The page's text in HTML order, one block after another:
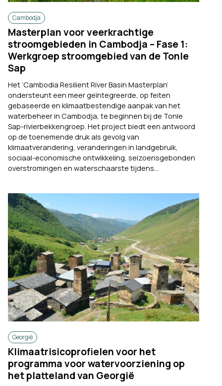
Cambodja
Masterplan voor veerkrachtige
stroomgebieden in Cambodja – Fase 1:
Werkgroep stroomgebied van de Tonle
Sap
Het ‘Cambodia Resilient River Basin Masterplan’
ondersteunt een meer geïntegreerde, op feiten
gebaseerde en klimaatbestendige aanpak van het
waterbeheer in Cambodja, te beginnen bij de Tonle
Sap-rivierbekkengroep. Het project biedt een antwoord
op de toenemende druk als gevolg van
klimaatverandering, veranderingen in landgebruik,
sociaal-economische ontwikkeling, seizoensgebonden
overstromingen en waterschaarste tijdens...
Georgië
Klimaatrisicoprofielen voor het
programma voor watervoorziening op
het platteland van Georgië